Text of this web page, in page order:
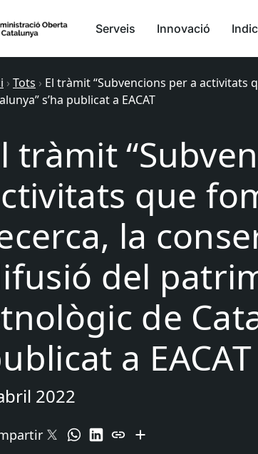
Serveis Innovació
› Tots › El tràmit “Subvencions per a
s’ha publicat a EACAT
tràmit
que
la
del
de
a EACAT
2022